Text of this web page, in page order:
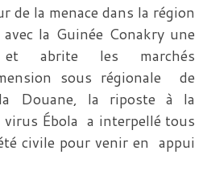
de la menace dans la région
la Guinée Conakry une
abrite les marchés
sous régionale de
Douane, la riposte à la
virus Ébola a interpellé tous
civile pour venir en appui